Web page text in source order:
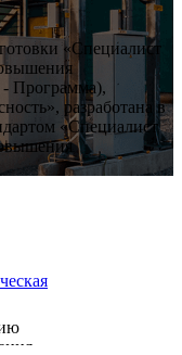
«Специалист
- Программа),
разработана в
«Специалист